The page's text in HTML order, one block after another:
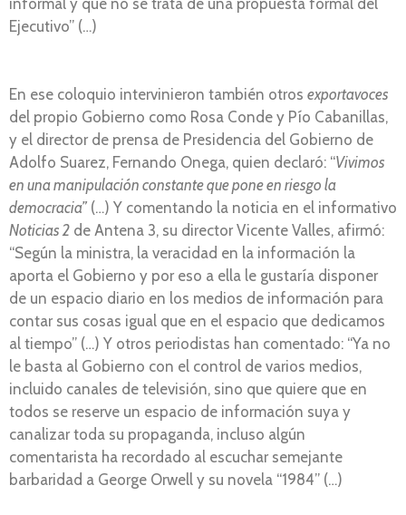
Ejecutivo” (…)
En ese coloquio intervinieron también otros exportavoces
del propio Gobierno como Rosa Conde y Pío Cabanillas,
y el director de prensa de Presidencia del Gobierno de
Adolfo Suarez, Fernando Onega, quien declaró: “Vivimos
en una manipulación constante que pone en riesgo la
democracia” (…) Y comentando la noticia en el informativo
Noticias 2 de Antena 3, su director Vicente Valles, afirmó:
“Según la ministra, la veracidad en la información la
aporta el Gobierno y por eso a ella le gustaría disponer
de un espacio diario en los medios de información para
contar sus cosas igual que en el espacio que dedicamos
al tiempo” (…) Y otros periodistas han comentado: “Ya no
le basta al Gobierno con el control de varios medios,
incluido canales de televisión, sino que quiere que en
todos se reserve un espacio de información suya y
canalizar toda su propaganda, incluso algún
comentarista ha recordado al escuchar semejante
barbaridad a George Orwell y su novela “1984” (…)